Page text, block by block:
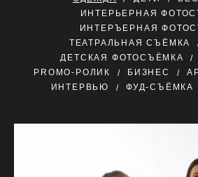
ИНТЕРЬЕРНАЯ
ИНТЕРЪЕРНАЯ
ТЕАТРАЛЬНАЯ СЪЁМКА
ДЕТСКАЯ ФОТОСЪЁМКА
PROMO-РОЛИК
БИЗНЕС
ИНТЕРВЬЮ
ФУД-СЪЁМКА